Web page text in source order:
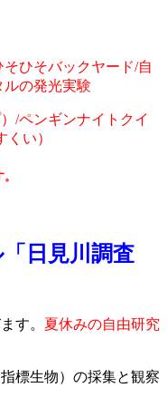
ひそバックヤード/自
の発光実験
/ペンギンナイトクイ
い）
日見川調査
す。 夏休みの自由研究
標生物）の採集と観察